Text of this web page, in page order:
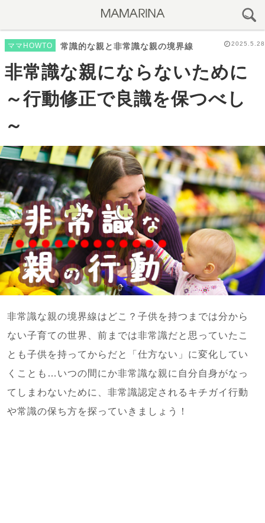
ママHOWTO 常識的な親と非常識な親の境界線 2025.5.28
非常識な親にならないために
～行動修正で良識を保つべし
～
非常識な親の境界線はどこ？子供を持つまでは分から
ない子育ての世界、前までは非常識だと思っていたこ
とも子供を持ってからだと「仕方ない」に変化してい
くことも…いつの間にか非常識な親に自分自身がなっ
てしまわないために、非常識認定されるキチガイ行動
や常識の保ち方を探っていきましょう！